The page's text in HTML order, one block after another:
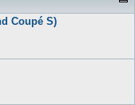
Coupé S)